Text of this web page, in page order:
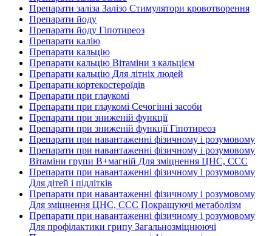
Препарати заліза Залізо Стимулятори кровотворення
Препарати йоду
Препарати йоду Гіпотиреоз
Препарати калію
Препарати кальцію
Препарати кальцію Вітаміни з кальцієм
Препарати кальцію Для літніх людей
Препарати кортекостероїдів
Препарати при глаукомі
Препарати при глаукомі Сечогінні засоби
Препарати при зниженій функції
Препарати при зниженій функції Гіпотиреоз
Препарати при навантаженні фізичному і розумовому
Препарати при навантаженні фізичному і розумовому
Вітаміни групи В+магній Для зміцнення ЦНС, ССС
Препарати при навантаженні фізичному і розумовому
Для дітей і підлітків
Препарати при навантаженні фізичному і розумовому
Для зміцнення ЦНС, ССС Покращуючі метаболізм
Препарати при навантаженні фізичному і розумовому
Для профілактики грипу Загальнозміцнюючі